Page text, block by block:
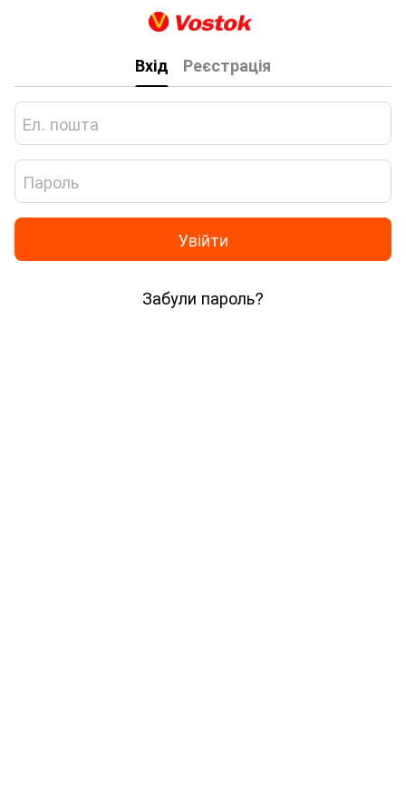
Вхід Реєстрація
Увійти
Забули пароль?